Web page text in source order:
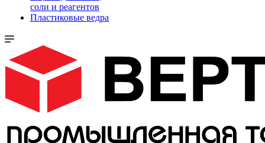
соли и реагентов
Пластиковые ведра